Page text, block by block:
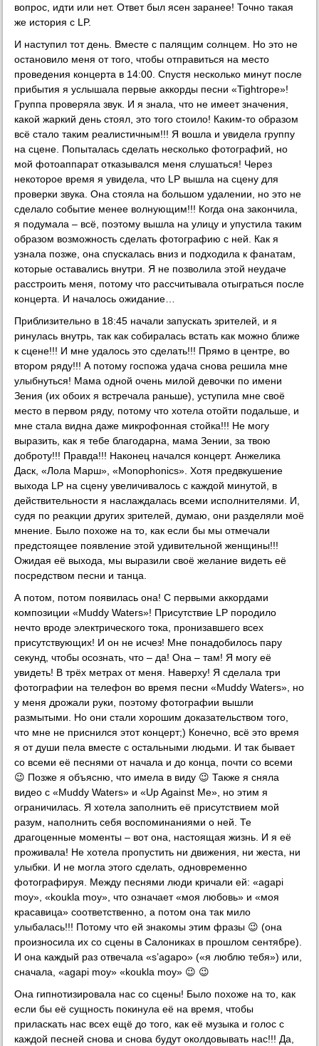
вопрос, идти или нет. Ответ был ясен заранее! Точно такая
же история с LP.
И наступил тот день. Вместе с палящим солнцем. Но это не
остановило меня от того, чтобы отправиться на место
проведения концерта в 14:00. Спустя несколько минут после
прибытия я услышала первые аккорды песни «Tightrope»!
Группа проверяла звук. И я знала, что не имеет значения,
какой жаркий день стоял, это того стоило! Каким-то образом
всё стало таким реалистичным!!! Я вошла и увидела группу
на сцене. Попыталась сделать несколько фотографий, но
мой фотоаппарат отказывался меня слушаться! Через
некоторое время я увидела, что LP вышла на сцену для
проверки звука. Она стояла на большом удалении, но это не
сделало событие менее волнующим!!! Когда она закончила,
я подумала – всё, поэтому вышла на улицу и упустила таким
образом возможность сделать фотографию с ней. Как я
узнала позже, она спускалась вниз и подходила к фанатам,
которые оставались внутри. Я не позволила этой неудаче
расстроить меня, потому что рассчитывала отыграться после
концерта. И началось ожидание…
Приблизительно в 18:45 начали запускать зрителей, и я
ринулась внутрь, так как собиралась встать как можно ближе
к сцене!!! И мне удалось это сделать!!! Прямо в центре, во
втором ряду!!! А потому госпожа удача снова решила мне
улыбнуться! Мама одной очень милой девочки по имени
Зения (их обоих я встречала раньше), уступила мне своё
место в первом ряду, потому что хотела отойти подальше, и
мне стала видна даже микрофонная стойка!!! Не могу
выразить, как я тебе благодарна, мама Зении, за твою
доброту!!! Правда!!! Наконец начался концерт. Анжелика
Даск, «Лола Марш», «Monophonics». Хотя предвкушение
выхода LP на сцену увеличивалось с каждой минутой, в
действительности я наслаждалась всеми исполнителями. И,
судя по реакции других зрителей, думаю, они разделяли моё
мнение. Было похоже на то, как если бы мы отмечали
предстоящее появление этой удивительной женщины!!!
Ожидая её выхода, мы выразили своё желание видеть её
посредством песни и танца.
А потом, потом появилась она! С первыми аккордами
композиции «Muddy Waters»! Присутствие LP породило
нечто вроде электрического тока, пронизавшего всех
присутствующих! И он не исчез! Мне понадобилось пару
секунд, чтобы осознать, что – да! Она – там! Я могу её
увидеть! В трёх метрах от меня. Наверху! Я сделала три
фотографии на телефон во время песни «Muddy Waters», но
у меня дрожали руки, поэтому фотографии вышли
размытыми. Но они стали хорошим доказательством того,
что мне не приснился этот концерт;) Конечно, всё это время
я от души пела вместе с остальными людьми. И так бывает
со всеми её песнями от начала и до конца, почти со всеми
😉 Позже я объясню, что имела в виду 😉 Также я сняла
видео с «Muddy Waters» и «Up Against Me», но этим я
ограничилась. Я хотела заполнить её присутствием мой
разум, наполнить себя воспоминаниями о ней. Те
драгоценные моменты – вот она, настоящая жизнь. И я её
проживала! Не хотела пропустить ни движения, ни жеста, ни
улыбки. И не могла этого сделать, одновременно
фотографируя. Между песнями люди кричали ей: «agapi
moy», «koukla moy», что означает «моя любовь» и «моя
красавица» соответственно, а потом она так мило
улыбалась!!! Потому что ей знакомы этим фразы 😉 (она
произносила их со сцены в Салониках в прошлом сентябре).
И она каждый раз отвечала «s’agapo» («я люблю тебя») или,
сначала, «agapi moy» «koukla moy» 😉 😉
Она гипнотизировала нас со сцены! Было похоже на то, как
если бы её сущность покинула её на время, чтобы
приласкать нас всех ещё до того, как её музыка и голос с
каждой песней снова и снова будут околдовывать нас!!! Да,